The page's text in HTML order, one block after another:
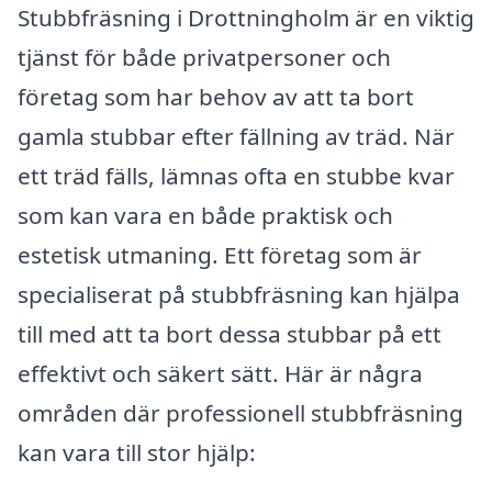
Stubbfräsning i Drottningholm är en viktig
tjänst för både privatpersoner och
företag som har behov av att ta bort
gamla stubbar efter fällning av träd. När
ett träd fälls, lämnas ofta en stubbe kvar
som kan vara en både praktisk och
estetisk utmaning. Ett företag som är
specialiserat på stubbfräsning kan hjälpa
till med att ta bort dessa stubbar på ett
effektivt och säkert sätt. Här är några
områden där professionell stubbfräsning
kan vara till stor hjälp: